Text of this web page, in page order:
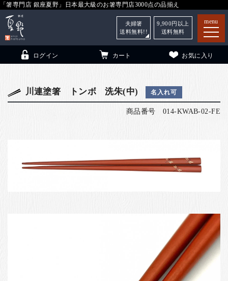
「箸専門店 銀座夏野」日本最大級のお箸専門店3000点の品揃え
menu
ログイン カート お気に入り
夫婦箸
送料無料!!
9,900 円以上
送料無料
川連塗箸 トンボ 洗朱(中) 名入れ可
商品番号 014-KWAB-02-FE